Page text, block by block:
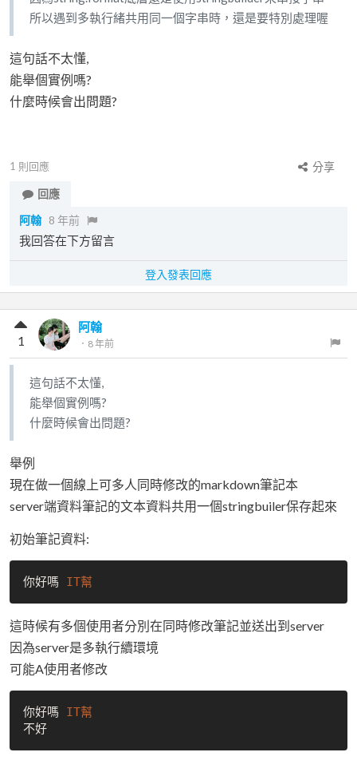
所以遇到多執行緒共用同一個字串時，還是要特別處理喔
這句話不太懂,
能舉個實例嗎?
什麼時候會出問題?
1 則回應
分享
回應
阿翰 8 年前
我回答在下方留言
登入發表回應
阿翰
． 8 年前
1
這句話不太懂,
能舉個實例嗎?
什麼時候會出問題?
舉例
現在做一個線上可多人同時修改的markdown筆記本
server端資料筆記的文本資料共用一個stringbuiler保存起來
初始筆記資料:
你好嗎 IT幫
這時候有多個使用者分別在同時修改筆記並送出到server
因為server是多執行續環境
可能A使用者修改
你好嗎
IT幫
不好